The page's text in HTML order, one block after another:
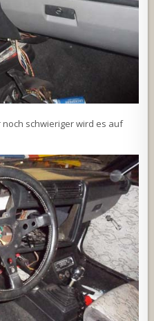
noch schwieriger wird es auf